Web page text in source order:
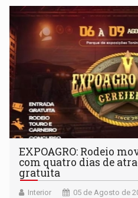
EXPOAGRO: Rodeio
com quatro dias de
gratuita
Interior 05 de Agosto de